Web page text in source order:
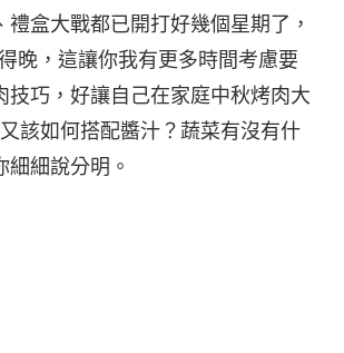
盒大戰都已開打好幾個星期了，
晚，這讓你我有更多時間考慮要
巧，好讓自己在家庭中秋烤肉大
該如何搭配醬汁？蔬菜有沒有什
細說分明。